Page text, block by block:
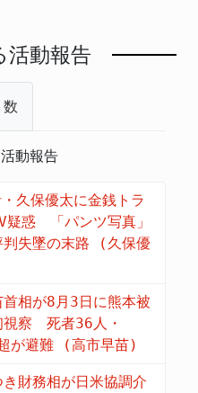
活動報告
数
動報告
久保優太に金銭トラ
疑惑 「パンツ写真」
判失墜の末路 (久保優
相が8月3日に熊本被
視察 死者36人・
が避難 (高市早苗)
き財務相が日米協調介